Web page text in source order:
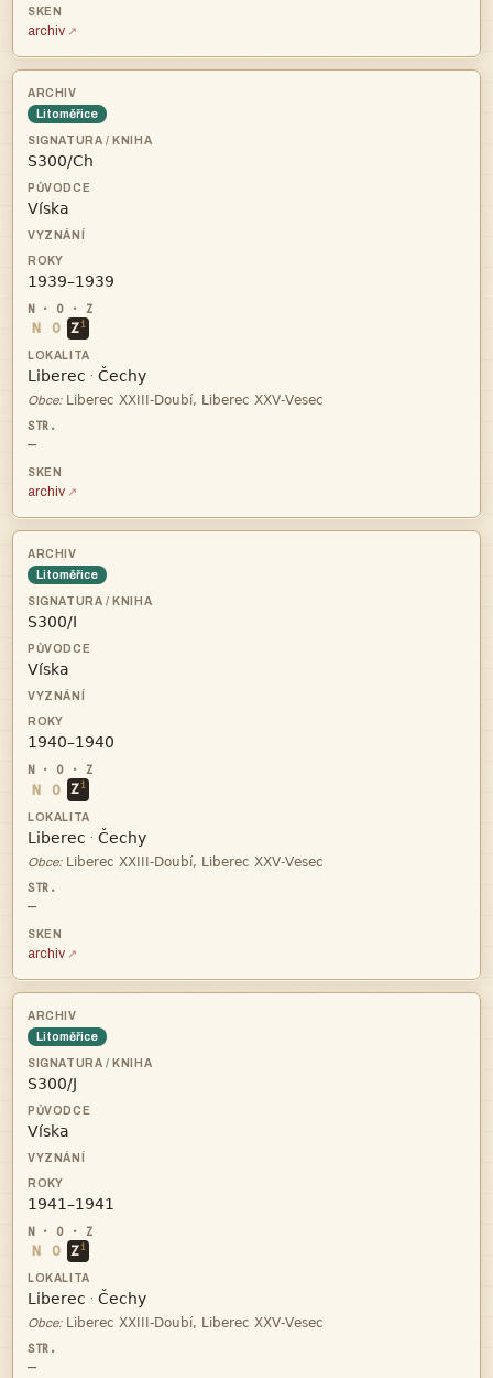
archiv
Litoměřice



N O Z i
 · 
Obce: 
—
archiv
Litoměřice



N O Z i
 · 
Obce: 
—
archiv
Litoměřice



N O Z i
 · 
Obce: 
—